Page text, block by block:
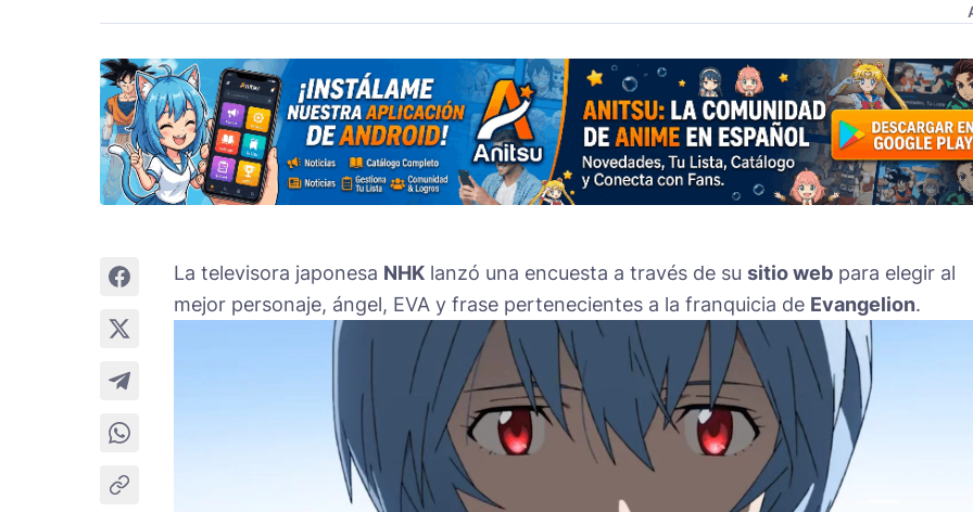
La televisora japonesa NHK lanzó una encuesta a través de su sitio web para elegir al
mejor personaje, ángel, EVA y frase pertenecientes a la franquicia de Evangelion.